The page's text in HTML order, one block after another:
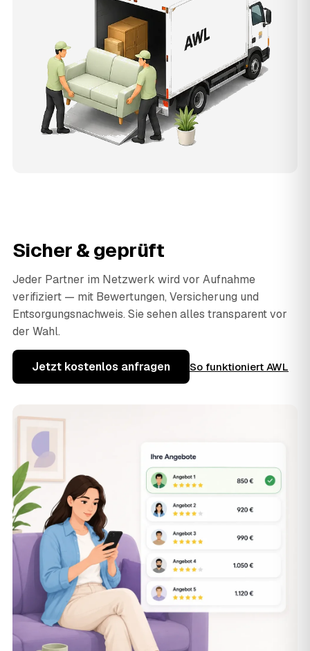
Sicher & geprüft
Jeder Partner im Netzwerk wird vor Aufnahme
verifiziert — mit Bewertungen, Versicherung und
Entsorgungsnachweis. Sie sehen alles transparent vor
der Wahl.
Jetzt kostenlos anfragen So funktioniert AWL